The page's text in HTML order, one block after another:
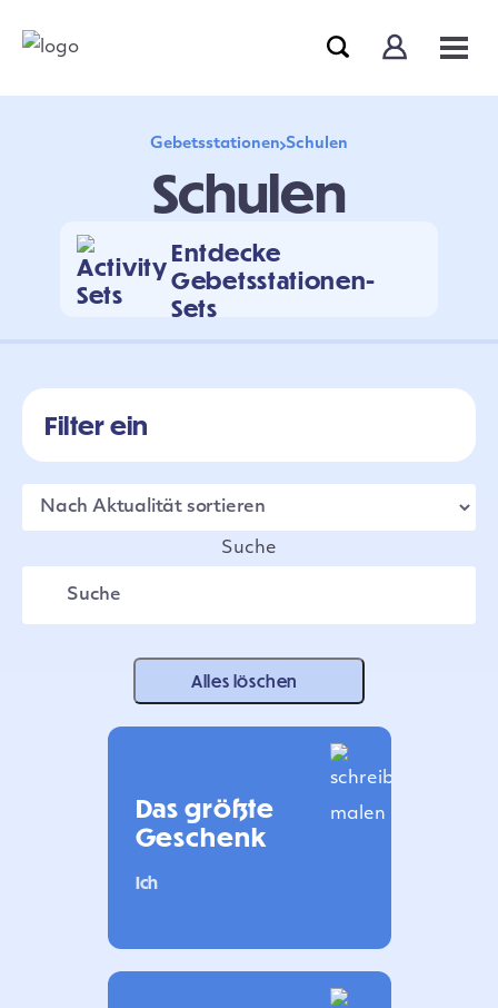
Gebetsstationen Schulen
Schulen
Entdecke
Gebetsstationen-
Sets
Filter ein
Suche
Alles löschen
Das größte
Geschenk
Ich